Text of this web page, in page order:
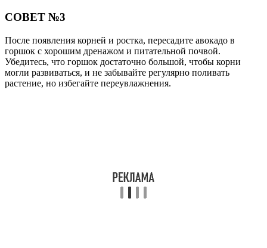
СОВЕТ №3
После появления корней и ростка, пересадите авокадо в
горшок с хорошим дренажом и питательной почвой.
Убедитесь, что горшок достаточно большой, чтобы корни
могли развиваться, и не забывайте регулярно поливать
растение, но избегайте переувлажнения.